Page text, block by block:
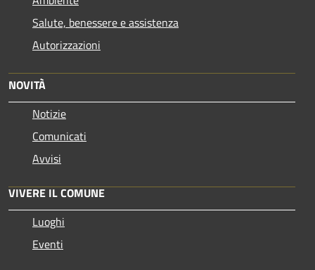
Salute, benessere e assistenza
Autorizzazioni
NOVITÀ
Notizie
Comunicati
Avvisi
VIVERE IL COMUNE
Luoghi
Eventi